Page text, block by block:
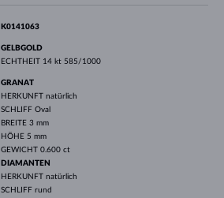
K0141063
GELBGOLD
ECHTHEIT 14 kt 585/1000
GRANAT
HERKUNFT natürlich
SCHLIFF Oval
BREITE 3 mm
HÖHE 5 mm
GEWICHT 0.600 ct
DIAMANTEN
HERKUNFT natürlich
SCHLIFF rund